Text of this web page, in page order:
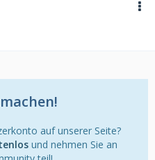
auf unserer Seite?
und nehmen Sie an